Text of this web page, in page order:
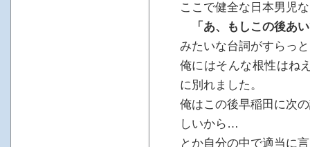
ここで健全な日本男児
「あ、もしこの後あ
みたいな台詞がすらっ
俺にはそんな根性はね
に別れました。
俺はこの後早稲田に次
しいから…
とか自分の中で適当に